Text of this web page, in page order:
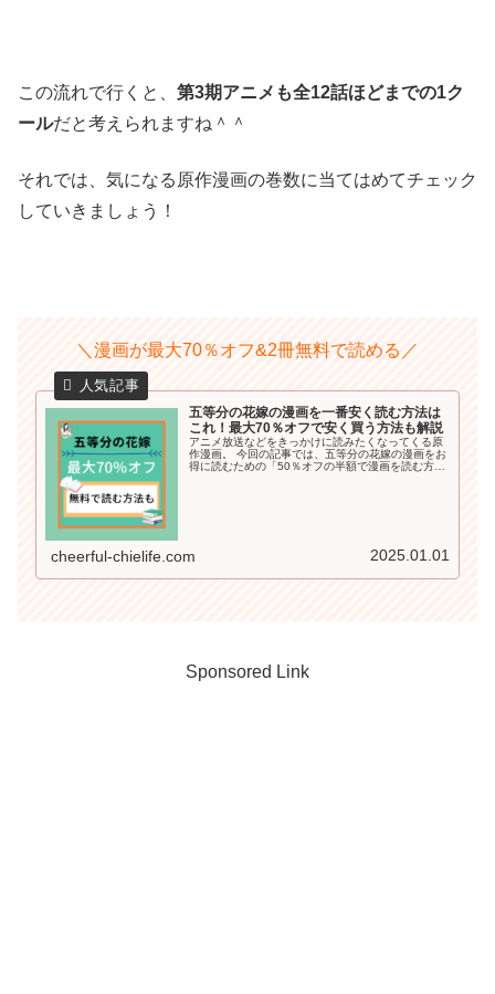
この流れで行くと、 第3期アニメも全12話ほどまでの1ク
ールだと考えられますね＾＾
それでは、気になる原作漫画の巻数に当てはめてチェック
していきましょう！
＼漫画が最大70％オフ&2冊無料で読める／
五等分の花嫁の漫画を一番安く読む方法は
これ！最大70％オフで安く買う方法も解説
アニメ放送などをきっかけに読みたくなってくる原
作漫画。 今回の記事では、五等分の花嫁の漫画をお
得に読むための「50％オフの半額で漫画を読む方
cheerful-chielife.com 2025.01.01
Sponsored Link